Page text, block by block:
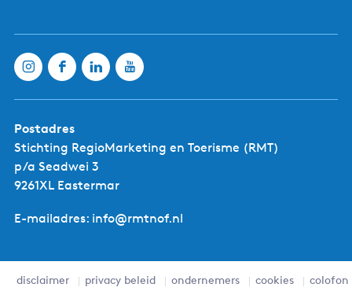
Postadres
Stichting RegioMarketing en Toerisme (RMT)
p/a Seadwei 3
9261XL Eastermar
E-mailadres: info@rmtnof.nl
disclaimer privacy beleid ondernemers cookies
colofon